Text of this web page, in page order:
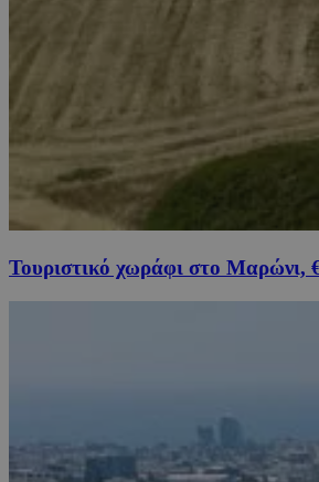
Τουριστικό χωράφι στο Μαρώνι,